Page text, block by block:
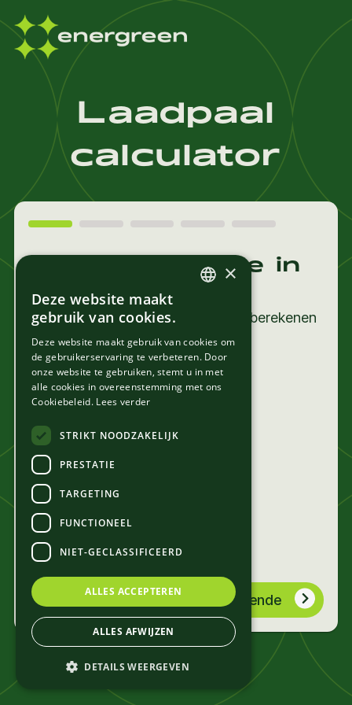
Laadpaal
calculator
Heb je interesse in
een laadpaal?
Volg de stappen om jouw offerte te berekenen
met onze simulatietool.
Waar wil je een laadpaal plaatsen?
Maak een keuze
Mijn woning
Mijn bedrijf
Volgende
×
Deze website maakt
gebruik van cookies.
Deze website maakt gebruik van cookies om
de gebruikerservaring te verbeteren. Door
onze website te gebruiken, stemt u in met
alle cookies in overeenstemming met ons
Cookiebeleid. Lees verder
STRIKT NOODZAKELIJK
PRESTATIE
TARGETING
FUNCTIONEEL
NIET-GECLASSIFICEERD
ALLES ACCEPTEREN
ALLES AFWIJZEN
DETAILS WEERGEVEN